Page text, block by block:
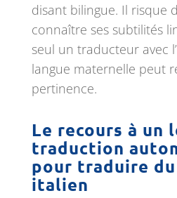
disant bilingue. Il risque
connaître ses subtilités
seul un traducteur avec
langue maternelle peut
pertinence.
Le recours à un
traduction
pour traduire
italien